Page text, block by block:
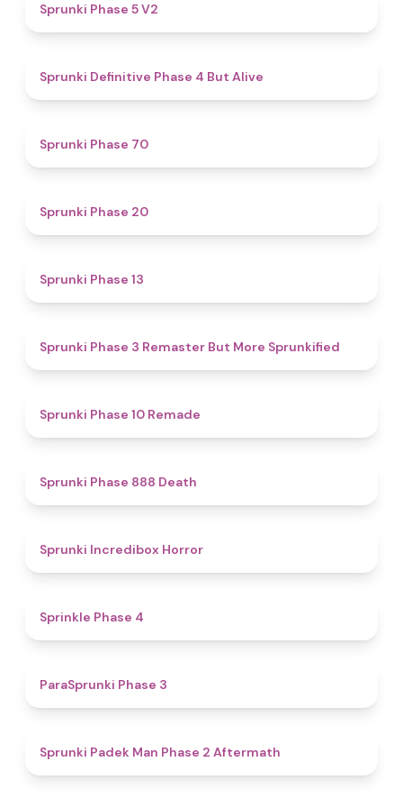
Sprunki Phase 5 V2
Sprunki Definitive Phase 4 But Alive
Sprunki Phase 70
Sprunki Phase 20
Sprunki Phase 13
Sprunki Phase 3 Remaster But More Sprunkified
Sprunki Phase 10 Remade
Sprunki Phase 888 Death
Sprunki Incredibox Horror
Sprinkle Phase 4
ParaSprunki Phase 3
Sprunki Padek Man Phase 2 Aftermath